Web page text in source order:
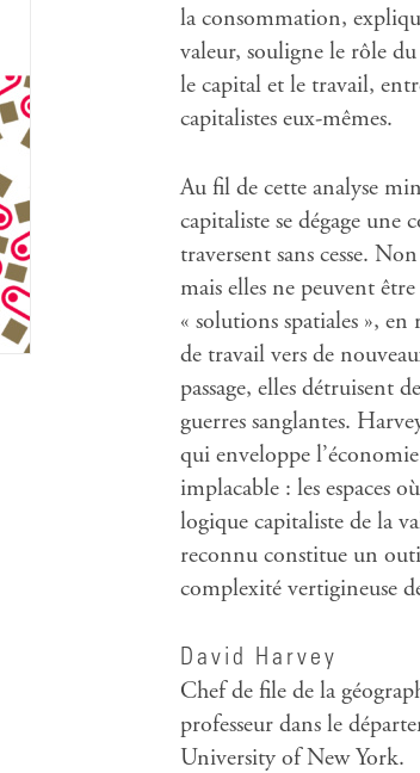
la consommation,
valeur, souligne le rôle
le capital et le travail,
capitalistes eux-mêmes.
Au fil de cette analyse
capitaliste se dégage une
traversent sans cesse.
mais elles ne peuvent
« solutions spatiales »,
de travail vers de
passage, elles détruisent
guerres sanglantes.
qui enveloppe
implacable : les espaces
logique capitaliste de la
reconnu constitue un
complexité vertigineuse
David Harvey
Chef de file de la
professeur dans le
University of New York.